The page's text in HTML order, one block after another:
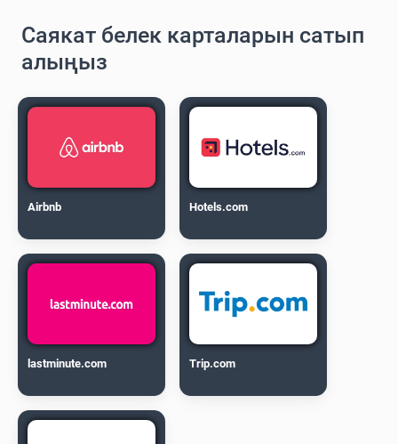
Саякат белек карталарын сатып
алыңыз
Airbnb Hotels.com
lastminute.com Trip.com